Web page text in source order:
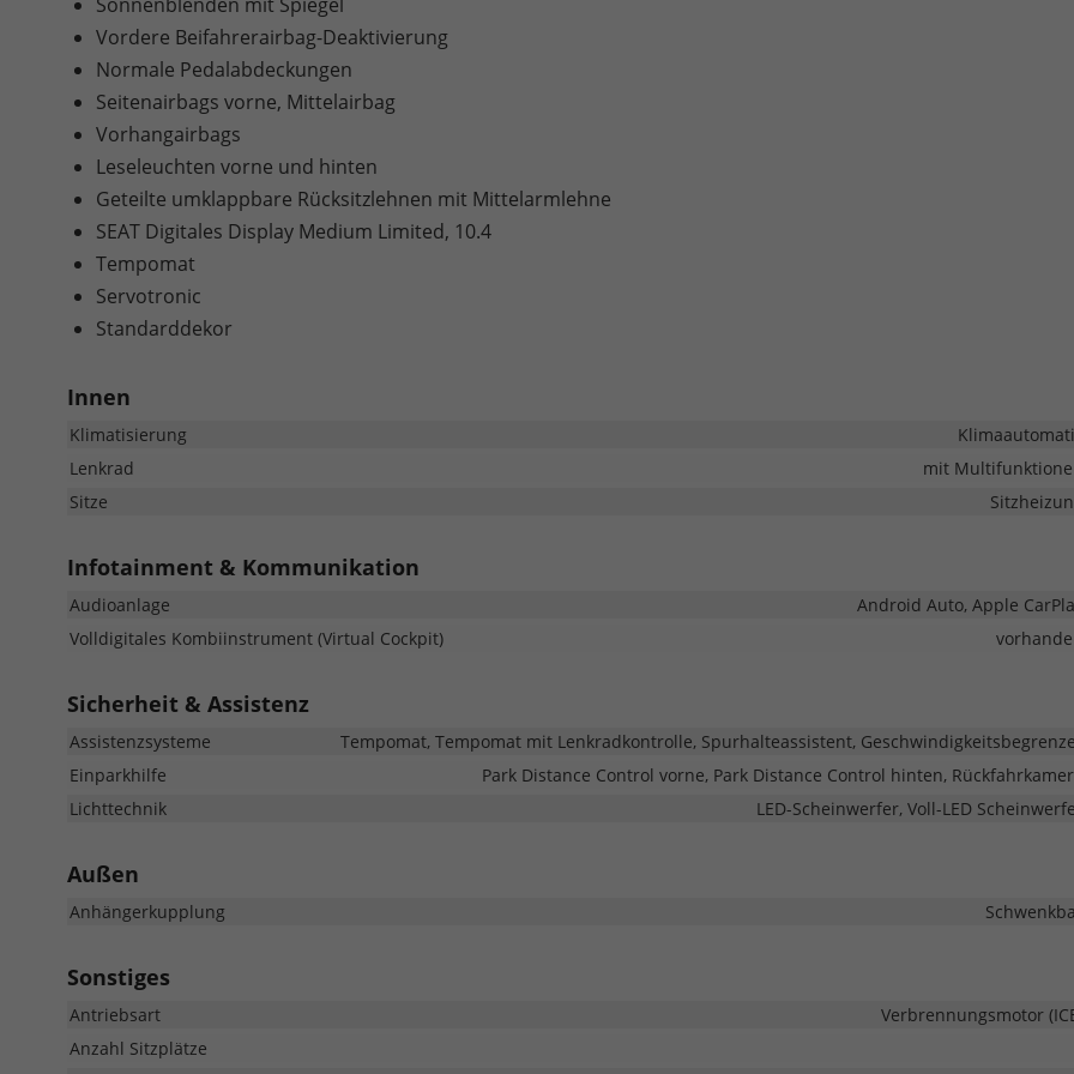
Vordere Beifahrerairbag-Deaktivierung
Normale Pedalabdeckungen
Seitenairbags vorne, Mittelairbag
Vorhangairbags
Leseleuchten vorne und hinten
Geteilte umklappbare Rücksitzlehnen mit Mittelarmlehne
SEAT Digitales Display Medium Limited, 10.4
Tempomat
Servotronic
Standarddekor
Innen
Klimatisierung
Lenkrad
mit
Sitze
Infotainment & Kommunikation
Audioanlage
Android Auto, Apple
Volldigitales Kombiinstrument (Virtual Cockpit)
Sicherheit & Assistenz
Assistenzsysteme
Tempomat, Tempomat mit Lenkradkontrolle, Spurhalteassistent,
Einparkhilfe
Park Distance Control vorne, Park Distance Control hinten,
Lichttechnik
LED-Scheinwerfer, Voll-LED
Außen
Anhängerkupplung
Sonstiges
Antriebsart
Verbrennungsmotor
Anzahl Sitzplätze